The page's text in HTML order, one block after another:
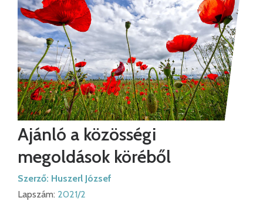
Ajánló a közösségi
megoldások köréből
Szerző: Huszerl József
Lapszám: 2021/2